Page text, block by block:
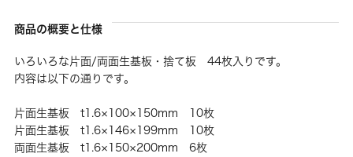
商品の概要と仕様
いろいろな片面/両面生基板・捨て板 44枚入りです。
内容は以下の通りです。
片面生基板 t1.6×100×150mm 10枚
片面生基板 t1.6×146×199mm 10枚
両面生基板 t1.6×150×200mm 6枚